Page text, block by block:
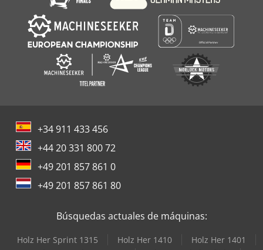
+34 911 433 456
+44 20 331 800 72
+49 201 857 861 0
+49 201 857 861 80
Búsquedas actuales de máquinas:
Holz Her Sprint 1315 Holz Her 1410
Holz Her 1401